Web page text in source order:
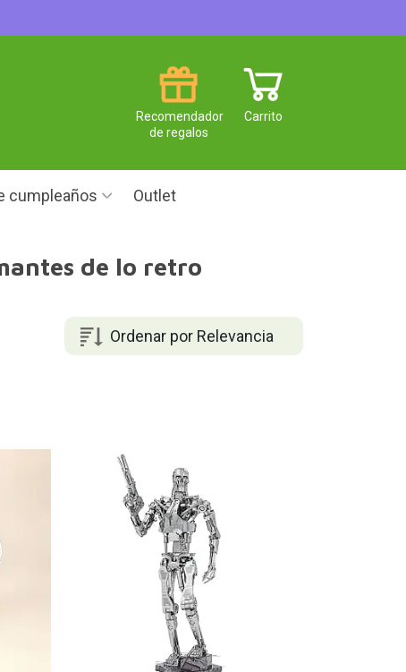
Carrito
Recomendador
de regalos
cumpleaños Outlet
de lo retro
Ordenar por Relevancia